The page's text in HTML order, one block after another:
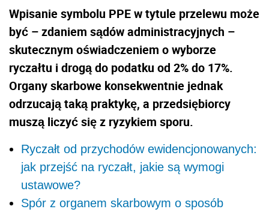
Wpisanie symbolu PPE w tytule przelewu może
być – zdaniem sądów administracyjnych –
skutecznym oświadczeniem o wyborze
ryczałtu i drogą do podatku od 2% do 17%.
Organy skarbowe konsekwentnie jednak
odrzucają taką praktykę, a przedsiębiorcy
muszą liczyć się z ryzykiem sporu.
Ryczałt od przychodów ewidencjonowanych:
jak przejść na ryczałt, jakie są wymogi
ustawowe?
Spór z organem skarbowym o sposób